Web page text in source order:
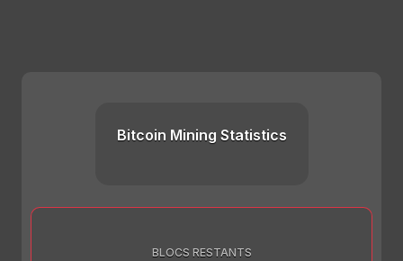
Bitcoin Mining Statistics
BLOCS RESTANTS